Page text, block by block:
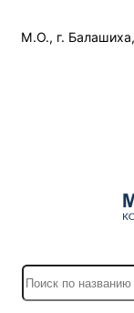
М.О., г.